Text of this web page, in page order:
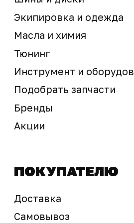
© 2025 ООО «Абарт-ДВ». Все права
Предложение не является публичной
Окончательная стоимость с учетом
скидок, а также наличие товара
подтверждается продавцом перед
товара.
Политика обработки персональных